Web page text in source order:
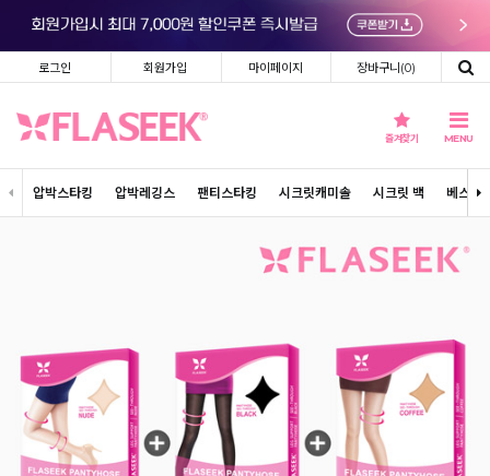
로그인 회원가입 마이페이지 장바구니(0)
즐겨찾기 MENU
압박스타킹 압박레깅스 팬티스타킹 시크릿캐미솔 시크릿 백 베스트